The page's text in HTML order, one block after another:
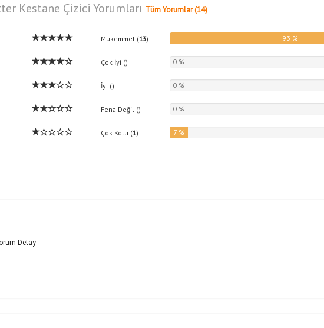
Kestane Çizici Yorumları Tüm Yorumlar (14)
Mükemmel (13) 93 %
Çok İyi () 0 %
İyi () 0 %
Fena Değil () 0 %
Çok Kötü (1) 7 %
Detay